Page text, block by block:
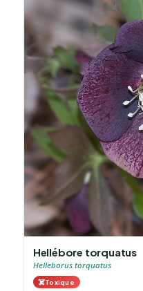
Hellébore torquatus
Helleborus torquatus
☠️Toxique